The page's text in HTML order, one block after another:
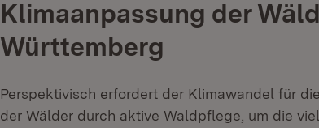
Klimaanpassung der
Württemberg
Perspektivisch erfordert der Klimawandel für
der Wälder durch aktive Waldpflege, um die